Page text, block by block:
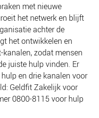
met nieuwe
het netwerk en blijft
achter de
het ontwikkelen en
zodat mensen
juiste hulp vinden. Er
en drie kanalen voor
Geldfit Zakelijk voor
0800-8115 voor hulp